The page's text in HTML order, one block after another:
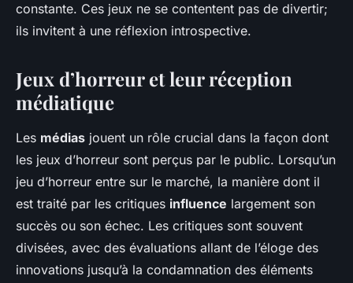
constante. Ces jeux ne se contentent pas de divertir;
ils invitent à une réflexion introspective.
Jeux d’horreur et leur réception
médiatique
Les médias jouent un rôle crucial dans la façon dont
les jeux d’horreur sont perçus par le public. Lorsqu’un
jeu d’horreur entre sur le marché, la manière dont il
est traité par les critiques influence largement son
succès ou son échec. Les critiques sont souvent
divisées, avec des évaluations allant de l’éloge des
innovations jusqu’à la condamnation des éléments